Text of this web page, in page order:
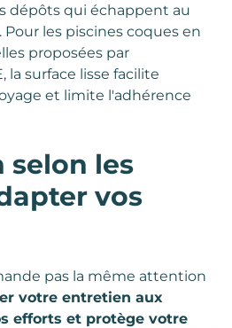
dépôts qui échappent au
les piscines coques en
proposées par
la surface lisse facilite
et limite l'adhérence
selon les
vos
pas la même attention
votre entretien aux
efforts et protège votre